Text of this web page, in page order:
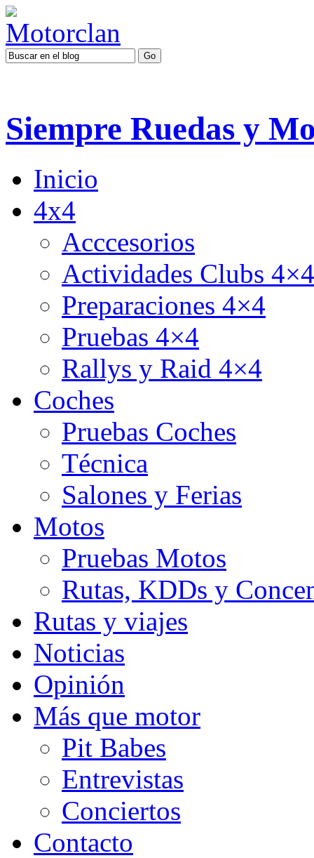
Siempre Ruedas y
Inicio
4x4
Acccesorios
Actividades Clubs 4×4
Preparaciones 4×4
Pruebas 4×4
Rallys y Raid 4×4
Coches
Pruebas Coches
Técnica
Salones y Ferias
Motos
Pruebas Motos
Rutas, KDDs y
Rutas y viajes
Noticias
Opinión
Más que motor
Pit Babes
Entrevistas
Conciertos
Contacto